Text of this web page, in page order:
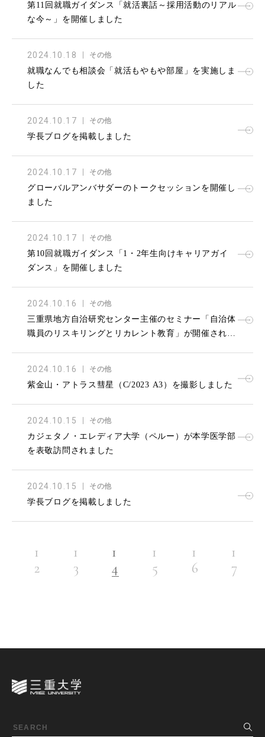
第11回就職ガイダンス「就活裏話～採用活動のリアル
な今～」を開催しました
2024.10.18 その他
就職なんでも相談会「就活もやもや部屋」を実施しま
した
2024.10.17 その他
学長ブログを掲載しました
2024.10.17 その他
グローバルアンバサダーのトークセッションを開催し
ました
2024.10.17 その他
第10回就職ガイダンス「1・2年生向けキャリアガイ
ダンス」を開催しました
2024.10.16 その他
三重県地方自治研究センター主催のセミナー「自治体
職員のリスキリングとリカレント教育」が開催されま
2024.10.16 その他
紫金山・アトラス彗星（C/2023 A3）を撮影しました
2024.10.15 その他
カジェタノ・エレディア大学（ペルー）が本学医学部
を表敬訪問されました
2024.10.15 その他
学長ブログを掲載しました
1
2
1
3
1
4
1
5
1
6
1
7